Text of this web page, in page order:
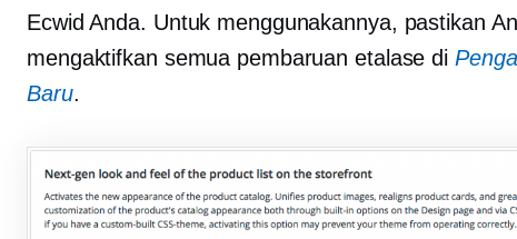
Ecwid Anda. Untuk menggunakannya, pastikan
mengaktifkan semua pembaruan etalase di
Baru.